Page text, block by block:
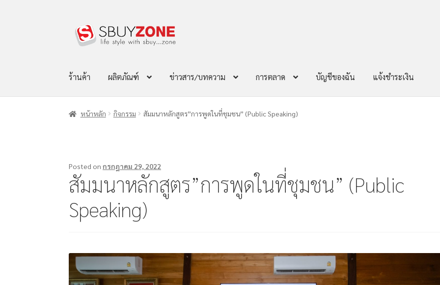
ร้านค้า ผลิตภัณฑ์ ข่าวสาร/บทความ การตลาด บัญชีของฉัน แจ้งชำระเงิน
หน้าหลัก กิจกรรม สัมมนาหลักสูตร”การพูดในที่ชุมชน” (Public Speaking)
Posted onกรกฎาคม 29, 2022
สัมมนาหลักสูตร”การพูดในที่ชุมชน” (Public
Speaking)